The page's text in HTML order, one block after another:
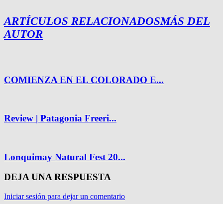
ARTÍCULOS RELACIONADOSMÁS DEL
AUTOR
COMIENZA EN EL COLORADO E...
Review | Patagonia Freeri...
Lonquimay Natural Fest 20...
DEJA UNA RESPUESTA
Iniciar sesión para dejar un comentario